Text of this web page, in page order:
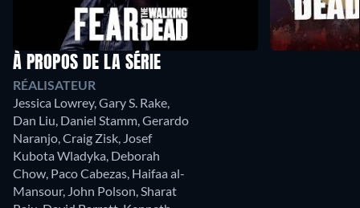
À PROPOS DE LA SÉRIE
RÉALISATEUR
Jessica Lowrey, Gary S. Rake
Dan Liu Daniel Stamm Gerardo
Naranjo Craig Zisk Josef
Kubota Wladyka Deborah
Chow Paco Cabezas Haifaa al-
Mansour, John Polson Sharat